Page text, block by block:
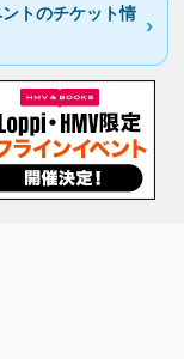
トのチケット情